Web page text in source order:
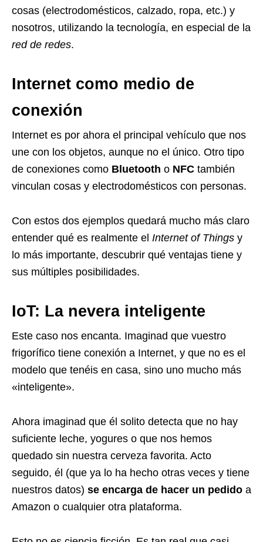
cosas (electrodomésticos, calzado, ropa, etc.) y
nosotros, utilizando la tecnología, en especial de la
red de redes.
Internet como medio de
conexión
Internet es por ahora el principal vehículo que nos
une con los objetos, aunque no el único. Otro tipo
de conexiones como Bluetooth o NFC también
vinculan cosas y electrodomésticos con personas.
Con estos dos ejemplos quedará mucho más claro
entender qué es realmente el Internet of Things y
lo más importante, descubrir qué ventajas tiene y
sus múltiples posibilidades.
IoT: La nevera inteligente
Este caso nos encanta. Imaginad que vuestro
frigorífico tiene conexión a Internet, y que no es el
modelo que tenéis en casa, sino uno mucho más
«inteligente».
Ahora imaginad que él solito detecta que no hay
suficiente leche, yogures o que nos hemos
quedado sin nuestra cerveza favorita. Acto
seguido, él (que ya lo ha hecho otras veces y tiene
nuestros datos) se encarga de hacer un pedido a
Amazon o cualquier otra plataforma.